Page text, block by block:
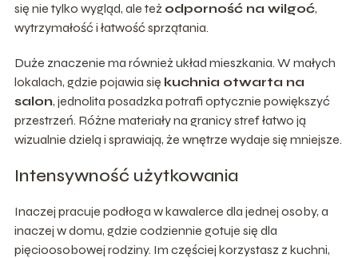
się nie tylko wygląd, ale też odporność na wilgoć,
wytrzymałość i łatwość sprzątania.
Duże znaczenie ma również układ mieszkania. W małych
lokalach, gdzie pojawia się kuchnia otwarta na
salon, jednolita posadzka potrafi optycznie powiększyć
przestrzeń. Różne materiały na granicy stref łatwo ją
wizualnie dzielą i sprawiają, że wnętrze wydaje się mniejsze.
Intensywność użytkowania
Inaczej pracuje podłoga w kawalerce dla jednej osoby, a
inaczej w domu, gdzie codziennie gotuje się dla
pięcioosobowej rodziny. Im częściej korzystasz z kuchni,